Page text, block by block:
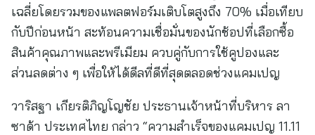
เฉลี่ยโดยรวมของแพลตฟอร์มเติบโตสูงถึง 70% เมื่อเทียบ
กับปีก่อนหน้า สะท้อนความเชื่อมั่นของนักช้อปที่เลือกซื้อ
สินค้าคุณภาพและพรีเมียม ควบคู่กับการใช้คูปองและ
ส่วนลดต่าง ๆ เพื่อให้ได้ดีลที่ดีที่สุดตลอดช่วงแคมเปญ
วาริสฐา เกียรติภิญโญชัย ประธานเจ้าหน้าที่บริหาร ลา
ซาด้า ประเทศไทย กล่าว “ความสำเร็จของแคมเปญ 11.11